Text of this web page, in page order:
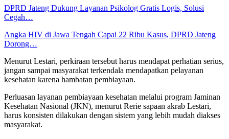
DPRD Jateng Dukung Layanan Psikolog Gratis Logis, Solusi
Cegah…
Angka HIV di Jawa Tengah Capai 22 Ribu Kasus, DPRD Jateng
Dorong…
Menurut Lestari, perkiraan tersebut harus mendapat perhatian serius,
jangan sampai masyarakat terkendala mendapatkan pelayanan
kesehatan karena hambatan pembiayaan.
Perluasan layanan pembiayaan kesehatan melalui program Jaminan
Kesehatan Nasional (JKN), menurut Rerie sapaan akrab Lestari,
harus konsisten dilakukan dengan sistem yang lebih mudah diakses
masyarakat.